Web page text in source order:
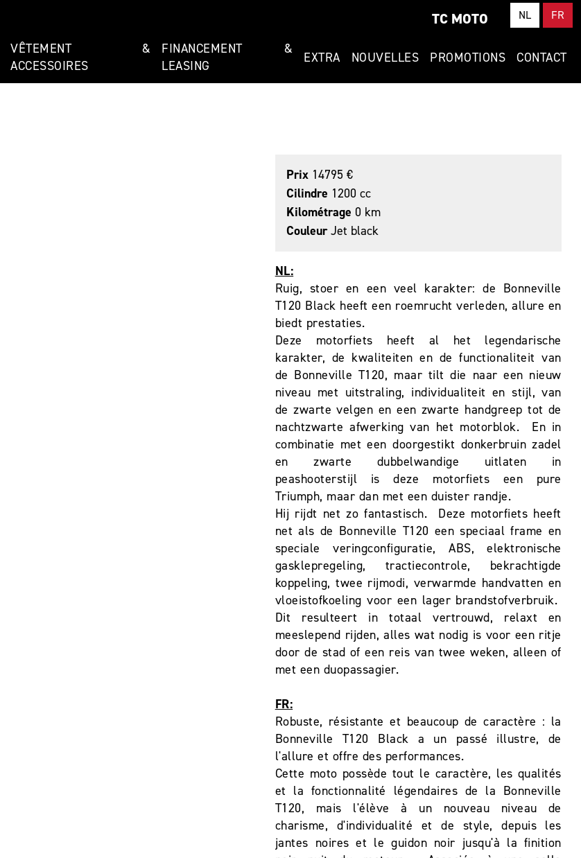
TC MOTO NL FR
VÊTEMENT &
ACCESSOIRES
FINANCEMENT &
LEASING
EXTRA NOUVELLES PROMOTIONS CONTACT
Prix14795 €
Cilindre 1200 cc
Kilométrage 0 km
CouleurJet black
NL:
Ruig, stoer en een veel karakter: de Bonneville
T120 Black heeft een roemrucht verleden, allure en
biedt prestaties.
Deze motorfiets heeft al het legendarische
karakter, de kwaliteiten en de functionaliteit van
de Bonneville T120, maar tilt die naar een nieuw
niveau met uitstraling, individualiteit en stijl, van
de zwarte velgen en een zwarte handgreep tot de
nachtzwarte afwerking van het motorblok. En in
combinatie met een doorgestikt donkerbruin zadel
en zwarte dubbelwandige uitlaten in
peashooterstijl is deze motorfiets een pure
Triumph, maar dan met een duister randje.
Hij rijdt net zo fantastisch. Deze motorfiets heeft
net als de Bonneville T120 een speciaal frame en
speciale veringconfiguratie, ABS, elektronische
gasklepregeling, tractiecontrole, bekrachtigde
koppeling, twee rijmodi, verwarmde handvatten en
vloeistofkoeling voor een lager brandstofverbruik.
Dit resulteert in totaal vertrouwd, relaxt en
meeslepend rijden, alles wat nodig is voor een ritje
door de stad of een reis van twee weken, alleen of
met een duopassagier.
FR:
Robuste, résistante et beaucoup de caractère : la
Bonneville T120 Black a un passé illustre, de
l'allure et offre des performances.
Cette moto possède tout le caractère, les qualités
et la fonctionnalité légendaires de la Bonneville
T120, mais l'élève à un nouveau niveau de
charisme, d'individualité et de style, depuis les
jantes noires et le guidon noir jusqu'à la finition